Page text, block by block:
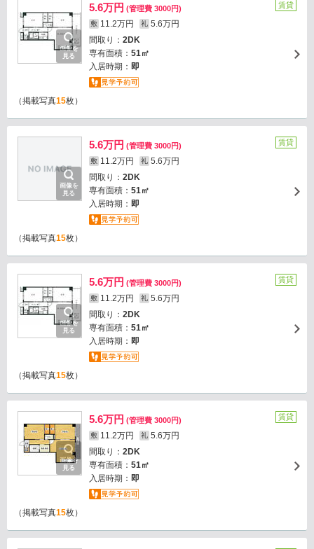
画像を
見る
5.6万円 (管理費 3000円)
敷 11.2万円 礼 5.6万円
間取り： 2DK
専有面積： 51㎡
入居時期： 即
賃貸
（掲載写真15枚）
画像を
見る
5.6万円 (管理費 3000円)
敷 11.2万円 礼 5.6万円
間取り： 2DK
専有面積： 51㎡
入居時期： 即
賃貸
（掲載写真15枚）
画像を
見る
5.6万円 (管理費 3000円)
敷 11.2万円 礼 5.6万円
間取り： 2DK
専有面積： 51㎡
入居時期： 即
賃貸
（掲載写真15枚）
画像を
見る
5.6万円 (管理費 3000円)
敷 11.2万円 礼 5.6万円
間取り： 2DK
専有面積： 51㎡
入居時期： 即
賃貸
（掲載写真15枚）